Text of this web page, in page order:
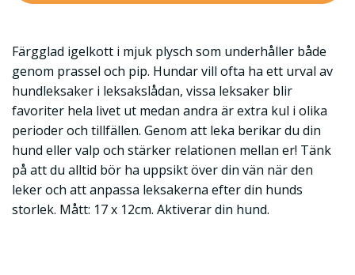
Färgglad igelkott i mjuk plysch som underhåller både
genom prassel och pip. Hundar vill ofta ha ett urval av
hundleksaker i leksakslådan, vissa leksaker blir
favoriter hela livet ut medan andra är extra kul i olika
perioder och tillfällen. Genom att leka berikar du din
hund eller valp och stärker relationen mellan er! Tänk
på att du alltid bör ha uppsikt över din vän när den
leker och att anpassa leksakerna efter din hunds
storlek. Mått: 17 x 12cm. Aktiverar din hund.